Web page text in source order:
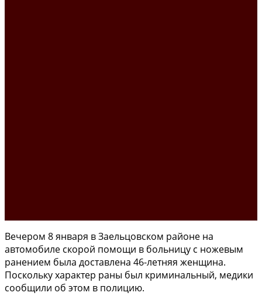
Вечером 8 января в Заельцовском районе на
автомобиле скорой помощи в больницу с ножевым
ранением была доставлена 46-летняя женщина.
Поскольку характер раны был криминальный, медики
сообщили об этом в полицию.